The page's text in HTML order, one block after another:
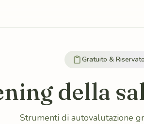
Gratuito & Riservato
della
Strumenti di autovalutazione